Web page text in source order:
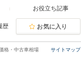
お役立ち記事
歴 お気に入り
サイトマップ
格・中古車相場